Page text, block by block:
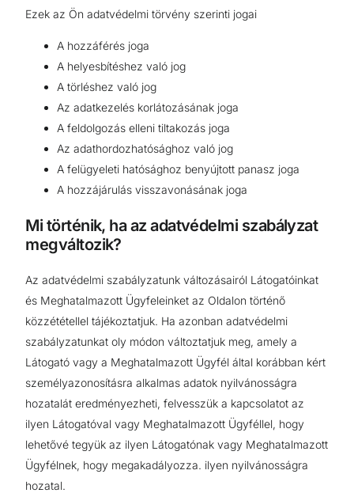
Ezek az Ön adatvédelmi törvény szerinti jogai
A hozzáférés joga
A helyesbítéshez való jog
A törléshez való jog
Az adatkezelés korlátozásának joga
A feldolgozás elleni tiltakozás joga
Az adathordozhatósághoz való jog
A felügyeleti hatósághoz benyújtott panasz joga
A hozzájárulás visszavonásának joga
Mi történik, ha az adatvédelmi szabályzat
megváltozik?
Az adatvédelmi szabályzatunk változásairól Látogatóinkat
és Meghatalmazott Ügyfeleinket az Oldalon történő
közzététellel tájékoztatjuk. Ha azonban adatvédelmi
szabályzatunkat oly módon változtatjuk meg, amely a
Látogató vagy a Meghatalmazott Ügyfél által korábban kért
személyazonosításra alkalmas adatok nyilvánosságra
hozatalát eredményezheti, felvesszük a kapcsolatot az
ilyen Látogatóval vagy Meghatalmazott Ügyféllel, hogy
lehetővé tegyük az ilyen Látogatónak vagy Meghatalmazott
Ügyfélnek, hogy megakadályozza. ilyen nyilvánosságra
hozatal.